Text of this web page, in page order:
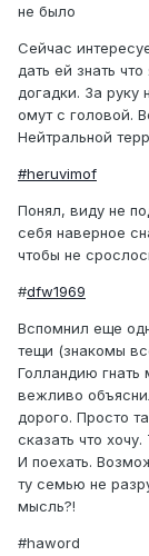
не было
Сейчас
дать ей знать
догадки. За руку
омут с головой.
Нейтральной
#heruvimof
Понял, виду не
себя наверное
чтобы не
#dfw1969
Вспомнил еще
тещи (знакомы
Голландию гнать
вежливо
дорого. Просто
сказать что
И поехать.
ту семью не
мысль?!
#haword